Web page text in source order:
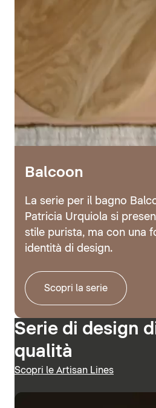
Balcoon
La serie per il bagno
Patricia Urquiola si
stile purista, ma con una
identità di design.
Scopri la serie
Serie di design
qualità
Scopri le Artisan Lines